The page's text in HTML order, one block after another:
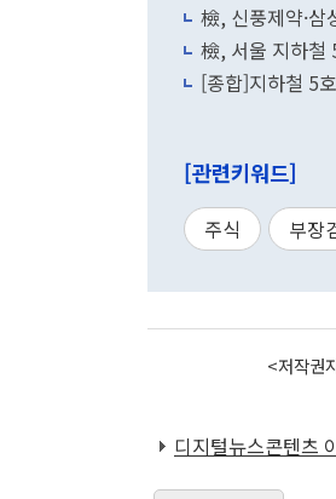
檢, 신풍제약·삼
檢, 서울 지하철
[종합]지하철 5
[관련키워드]
주식 부장
<저작권
디지털뉴스콘텐츠